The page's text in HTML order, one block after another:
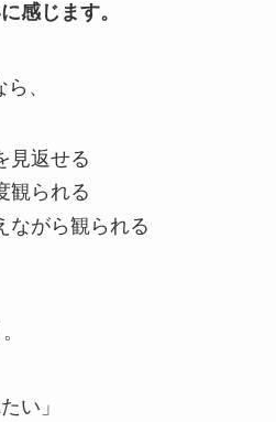
感じます。
、
見返せる
観られる
ながら観られる
。
い」